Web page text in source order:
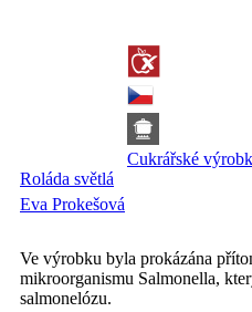
Cukrářské
Roláda světlá
Eva Prokešová
Ve výrobku byla prokázána
mikroorganismu Salmonella,
salmonelózu.